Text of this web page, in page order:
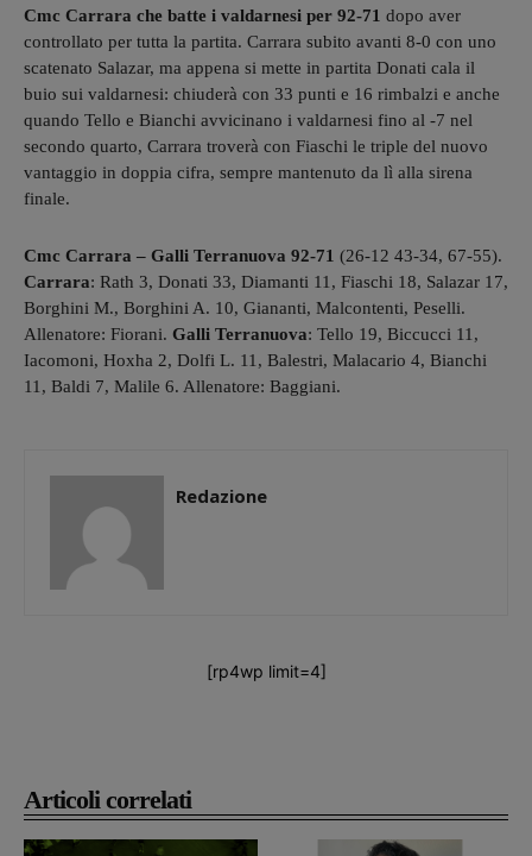
Articoli correlati
Cmc Carrara che batte i valdarnesi per 92-71 dopo aver
controllato per tutta la partita. Carrara subito avanti 8-0 con uno
scatenato Salazar, ma appena si mette in partita Donati cala il
buio sui valdarnesi: chiuderà con 33 punti e 16 rimbalzi e anche
quando Tello e Bianchi avvicinano i valdarnesi fino al -7 nel
secondo quarto, Carrara troverà con Fiaschi le triple del nuovo
vantaggio in doppia cifra, sempre mantenuto da lì alla sirena
finale.
Cmc Carrara – Galli Terranuova 92-71 (26-12 43-34, 67-55).
Carrara: Rath 3, Donati 33, Diamanti 11, Fiaschi 18, Salazar 17,
Borghini M., Borghini A. 10, Giananti, Malcontenti, Peselli.
Allenatore: Fiorani. Galli Terranuova: Tello 19, Biccucci 11,
Iacomoni, Hoxha 2, Dolfi L. 11, Balestri, Malacario 4, Bianchi
11, Baldi 7, Malile 6. Allenatore: Baggiani.
Redazione
[rp4wp limit=4]